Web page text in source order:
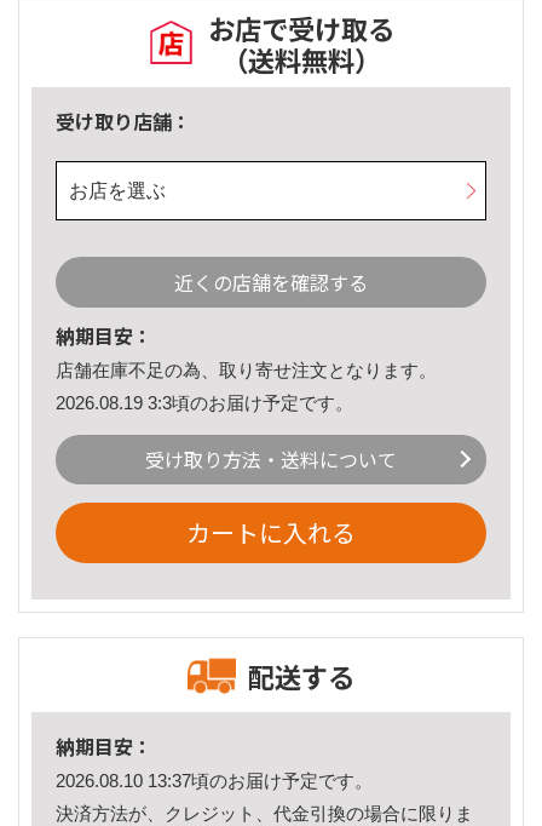
お店で受け取る
（送料無料）
受け取り店舗：
お店を選ぶ
近くの店舗を確認する
納期目安：
店舗在庫不足の為、取り寄せ注文となります。
2026.08.19 3:3頃のお届け予定です。
受け取り方法・送料について
カートに入れる
配送する
納期目安：
2026.08.10 13:37頃のお届け予定です。
決済方法が、クレジット、代金引換の場合に限りま